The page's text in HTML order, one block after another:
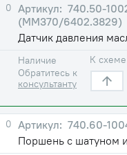
0
740.50-
(ММ370/6402.3829)
Датчик давления
Наличие
Обратитесь к
консультанту
К схеме
0
740.60-
Поршень с шатуном